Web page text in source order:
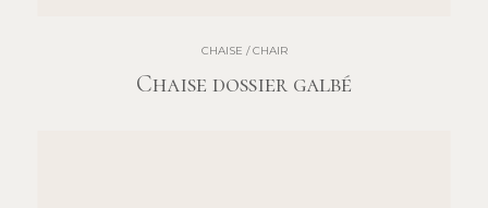
CHAISE / CHAIR
Chaise dossier galbé